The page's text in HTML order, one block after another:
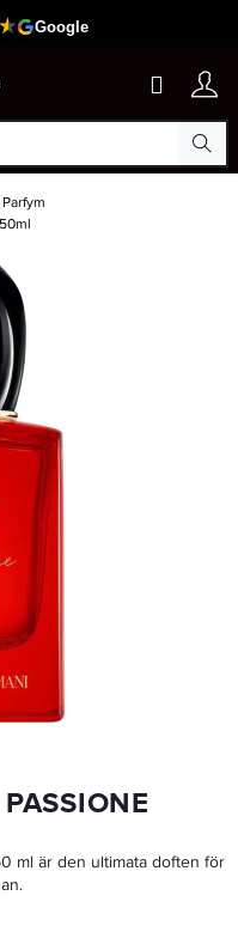
Parfym
For Women
373,75 kr
ml är den ultimata doften för